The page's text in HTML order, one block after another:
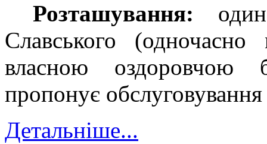
Розташування: один
Славського
власною оздоровчою
пропонує обслуговування
Детальніше...